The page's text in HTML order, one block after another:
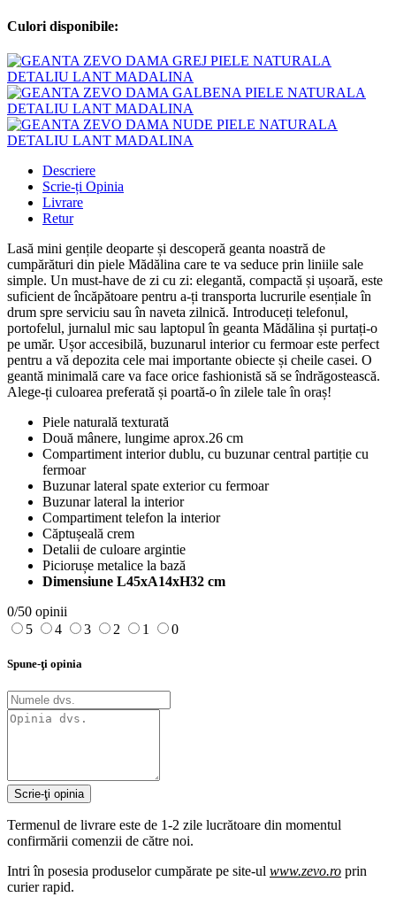
Culori disponibile:
Descriere
Scrie-ți Opinia
Livrare
Retur
Lasă mini gențile deoparte și descoperă geanta noastră de
cumpărături din piele Mădălina care te va seduce prin liniile sale
simple. Un must-have de zi cu zi: elegantă, compactă și ușoară, este
suficient de încăpătoare pentru a-ți transporta lucrurile esențiale în
drum spre serviciu sau în naveta zilnică. Introduceți telefonul,
portofelul, jurnalul mic sau laptopul în geanta Mădălina și purtați-o
pe umăr. Ușor accesibilă, buzunarul interior cu fermoar este perfect
pentru a vă depozita cele mai importante obiecte și cheile casei. O
geantă minimală care va face orice fashionistă să se îndrăgostească.
Alege-ți culoarea preferată și poartă-o în zilele tale în oraș!
Piele naturală texturată
Două mânere, lungime aprox.26 cm
Compartiment interior dublu, cu buzunar central partiție cu
fermoar
Buzunar lateral spate exterior cu fermoar
Buzunar lateral la interior
Compartiment telefon la interior
Căptușeală crem
Detalii de culoare argintie
Piciorușe metalice la bază
Dimensiune L45xA14xH32 cm
0/50 opinii
5
4 3 2 1 0
Spune-ţi opinia
Scrie-ţi opinia
Termenul de livrare este de 1-2 zile lucrătoare din momentul
confirmării comenzii de către noi.
Intri în posesia produselor cumpărate pe site-ul www.zevo.ro prin
curier rapid.